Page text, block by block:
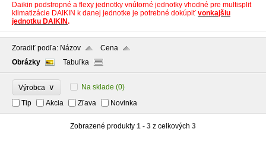
Daikin podstropné a flexy jednotky vnútorné jednotky vhodné pre multisplit
klimatizácie DAIKIN k danej jednotke je potrebné dokúpiť vonkajšiu
jednotku DAIKIN.
Zoradiť podľa: Názov
Cena
Obrázky
Tabuľka
Výrobca ∨ Na sklade (0)
Tip
Akcia Zľava Novinka
Zobrazené produkty 1 - 3 z celkových 3